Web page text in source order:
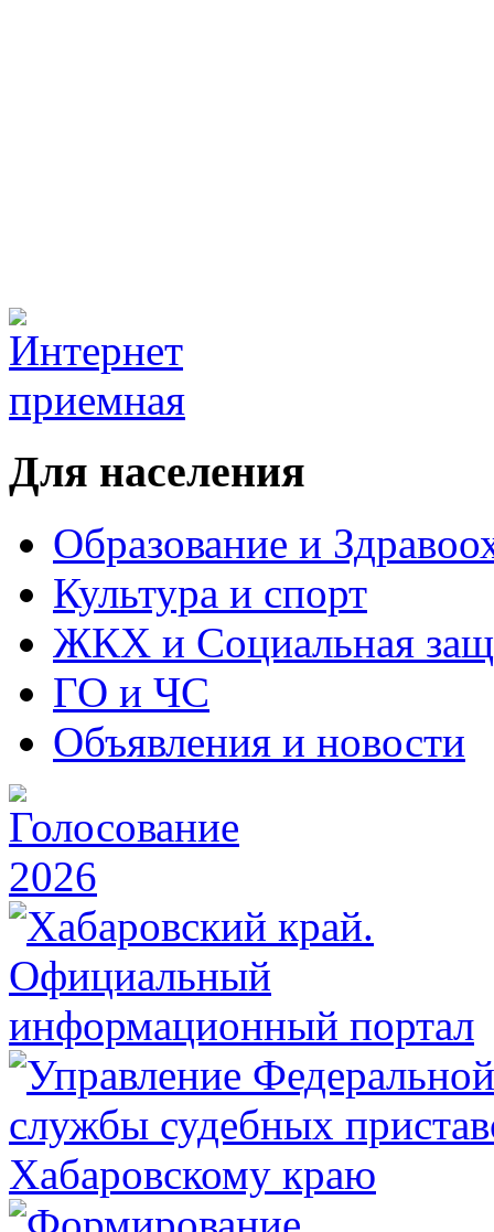
Для населения
Образование и
Культура и спорт
ЖКХ и Социальная
ГО и ЧС
Объявления и новости